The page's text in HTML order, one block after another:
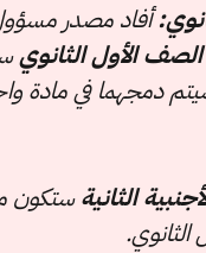
أفاد مصدر مسؤول
الصف الأول الثانوي
سيتم دمجهما في
الثانيةستكون